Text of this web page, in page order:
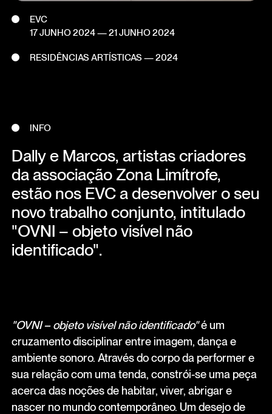
EVC
17 JUNHO 2024—21 JUNHO 2024
RESIDÊNCIAS ARTÍSTICAS — 2024
INFO
Dally e Marcos, artistas criadores
da associação Zona Limítrofe,
estão nos EVC a desenvolver o seu
novo trabalho conjunto, intitulado
"OVNI – objeto visível não
identificado".
"OVNI – objeto visível não identificado"é um
cruzamento disciplinar entre imagem, dança e
ambiente sonoro. Através do corpo da performer e
sua relação com uma tenda, constrói-se uma peça
acerca das noções de habitar, viver, abrigar e
nascer no mundo contemporâneo. Um desejo de